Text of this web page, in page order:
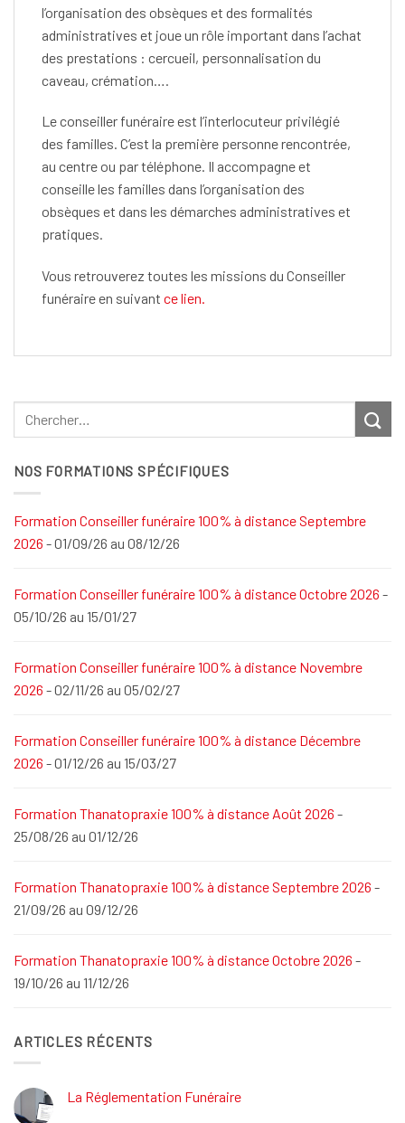
l’organisation des obsèques et des formalités
administratives et joue un rôle important dans l’achat
des prestations : cercueil, personnalisation du
caveau, crémation….
Le conseiller funéraire est l’interlocuteur privilégié
des familles. C’est la première personne rencontrée,
au centre ou par téléphone. Il accompagne et
conseille les familles dans l’organisation des
obsèques et dans les démarches administratives et
pratiques.
Vous retrouverez toutes les missions du Conseiller
funéraire en suivant ce lien.
NOS FORMATIONS SPÉCIFIQUES
Formation Conseiller funéraire 100% à distance Septembre
2026 - 01/09/26 au 08/12/26
Formation Conseiller funéraire 100% à distance Octobre 2026 -
05/10/26 au 15/01/27
Formation Conseiller funéraire 100% à distance Novembre
2026 - 02/11/26 au 05/02/27
Formation Conseiller funéraire 100% à distance Décembre
2026 - 01/12/26 au 15/03/27
Formation Thanatopraxie 100% à distance Août 2026 -
25/08/26 au 01/12/26
Formation Thanatopraxie 100% à distance Septembre 2026 -
21/09/26 au 09/12/26
Formation Thanatopraxie 100% à distance Octobre 2026 -
19/10/26 au 11/12/26
ARTICLES RÉCENTS
La Réglementation Funéraire